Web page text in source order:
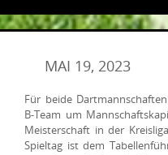
MAI 19, 2023
Für beide
B-Team um
Meisterschaft in der
Spieltag ist dem